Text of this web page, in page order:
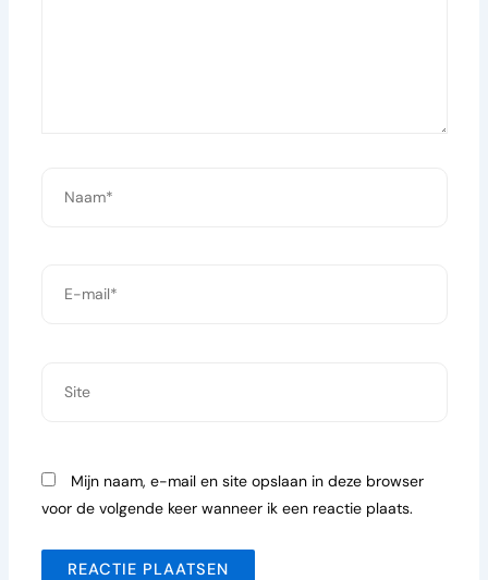
mail*
Mijn naam, e-mail en site opslaan in deze browser
voor de volgende keer wanneer ik een reactie plaats.